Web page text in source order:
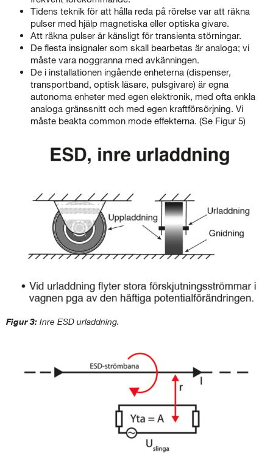
Tidens teknik för att hålla reda på rörelse var att räkna
pulser med hjälp magnetiska eller optiska givare.
Att räkna pulser är känsligt för transienta störningar.
De flesta insignaler som skall bearbetas är analoga; vi
måste vara noggranna med avkänningen.
De i installationen ingående enheterna (dispenser,
transportband, optisk läsare, pulsgivare) är egna
autonoma enheter med egen elektronik, med ofta enkla
analoga gränssnitt och med egen kraftförsörjning. Vi
måste beakta common mode effekterna. (Se Figur 5)
Figur 3: Inre ESD urladdning.